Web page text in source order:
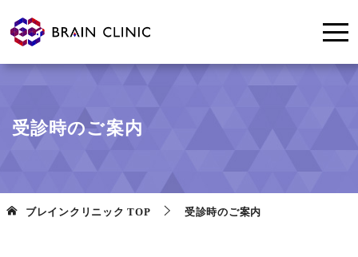
受診時のご案内
ブレインクリニック TOP 受診時のご案内